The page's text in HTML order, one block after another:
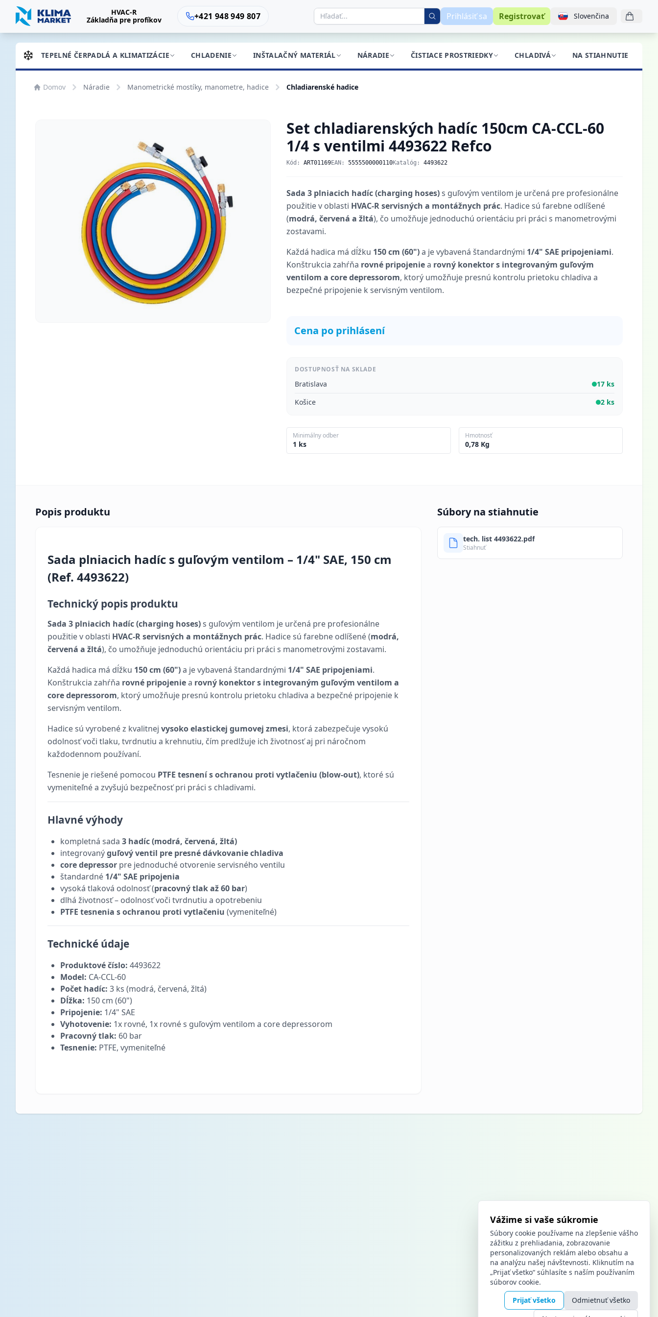
HVAC-R
Základňa pre profíkov
+421 948 949 807 Prihlásiť sa Registrovať Slovenčina
TEPELNÉ ČERPADLÁ A KLIMATIZÁCIE CHLADENIE INŠTALAČNÝ MATERIÁL NÁRADIE ČISTIACE PROSTRIEDKY CHLADIVÁ NA STIAHNUTIE
Domov Náradie Manometrické mostíky, manometre, hadice Chladiarenské hadice
Set chladiarenských hadíc 150cm CA-CCL-60
1/4 s ventilmi 4493622 Refco
Kód:ART01169EAN:5555500000110Katalóg:4493622
Sada 3 plniacich hadíc (charging hoses)s guľovým ventilom je určená pre profesionálne
použitie v oblasti HVAC-R servisných a montážnych prác. Hadice sú farebne odlíšené
(modrá, červená a žltá), čo umožňuje jednoduchú orientáciu pri práci s manometrovými
zostavami.
Každá hadica má dĺžku 150 cm (60")a je vybavená štandardnými 1/4" SAE pripojeniami.
Konštrukcia zahŕňa rovné pripojeniea rovný konektor s integrovaným guľovým
ventilom a core depressorom, ktorý umožňuje presnú kontrolu prietoku chladiva a
bezpečné pripojenie k servisným ventilom.
Cena po prihlásení
DOSTUPNOSŤ NA SKLADE
Bratislava
17 ks
Košice
2 ks
Minimálny odber
1 ks
Hmotnosť
0,78 Kg
Popis produktu
Sada plniacich hadíc s guľovým ventilom – 1/4" SAE, 150 cm
(Ref. 4493622)
Technický popis produktu
Sada 3 plniacich hadíc (charging hoses)s guľovým ventilom je určená pre profesionálne
použitie v oblasti HVAC-R servisných a montážnych prác. Hadice sú farebne odlíšené (modrá,
červená a žltá), čo umožňuje jednoduchú orientáciu pri práci s manometrovými zostavami.
Každá hadica má dĺžku 150 cm (60")a je vybavená štandardnými 1/4" SAE pripojeniami.
Konštrukcia zahŕňa rovné pripojeniea rovný konektor s integrovaným guľovým ventilom a
core depressorom, ktorý umožňuje presnú kontrolu prietoku chladiva a bezpečné pripojenie k
servisným ventilom.
Hadice sú vyrobené z kvalitnej vysoko elastickej gumovej zmesi, ktorá zabezpečuje vysokú
odolnosť voči tlaku, tvrdnutiu a krehnutiu, čím predlžuje ich životnosť aj pri náročnom
každodennom používaní.
Tesnenie je riešené pomocou PTFE tesnení s ochranou proti vytlačeniu (blow-out), ktoré sú
vymeniteľné a zvyšujú bezpečnosť pri práci s chladivami.
Hlavné výhody
kompletná sada 3 hadíc (modrá, červená, žltá)
integrovanýguľový ventil pre presné dávkovanie chladiva
core depressor pre jednoduché otvorenie servisného ventilu
štandardné 1/4" SAE pripojenia
vysoká tlaková odolnosť (pracovný tlak až 60 bar)
dlhá životnosť – odolnosť voči tvrdnutiu a opotrebeniu
PTFE tesnenia s ochranou proti vytlačeniu (vymeniteľné)
Technické údaje
Produktové číslo: 4493622
Model: CA-CCL-60
Počet hadíc: 3 ks (modrá, červená, žltá)
Dĺžka: 150 cm (60")
Pripojenie: 1/4" SAE
Vyhotovenie: 1x rovné, 1x rovné s guľovým ventilom a core depressorom
Pracovný tlak: 60 bar
Tesnenie: PTFE, vymeniteľné
Súbory na stiahnutie
tech. list 4493622.pdf
Stiahnuť
Vážime si vaše súkromie
Súbory cookie používame na zlepšenie vášho
zážitku z prehliadania, zobrazovanie
personalizovaných reklám alebo obsahu a
na analýzu našej návštevnosti. Kliknutím na
„Prijať všetko“ súhlasíte s naším používaním
súborov cookie.
Prijať všetko
Odmietnuť všetko